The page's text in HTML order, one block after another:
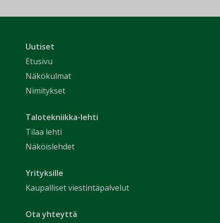
Uutiset
Etusivu
Näkökulmat
Nimitykset
Talotekniikka-lehti
Tilaa lehti
Näköislehdet
Yrityksille
Kaupalliset viestintäpalvelut
Ota yhteyttä